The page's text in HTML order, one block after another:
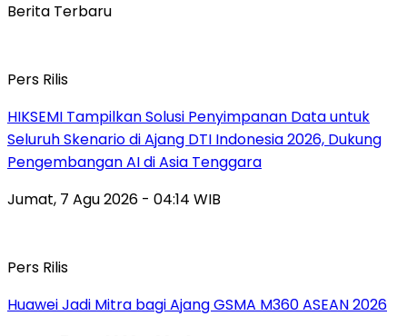
Berita Terbaru
Pers Rilis
HIKSEMI Tampilkan Solusi Penyimpanan Data untuk
Seluruh Skenario di Ajang DTI Indonesia 2026, Dukung
Pengembangan AI di Asia Tenggara
Jumat, 7 Agu 2026 - 04:14 WIB
Pers Rilis
Huawei Jadi Mitra bagi Ajang GSMA M360 ASEAN 2026